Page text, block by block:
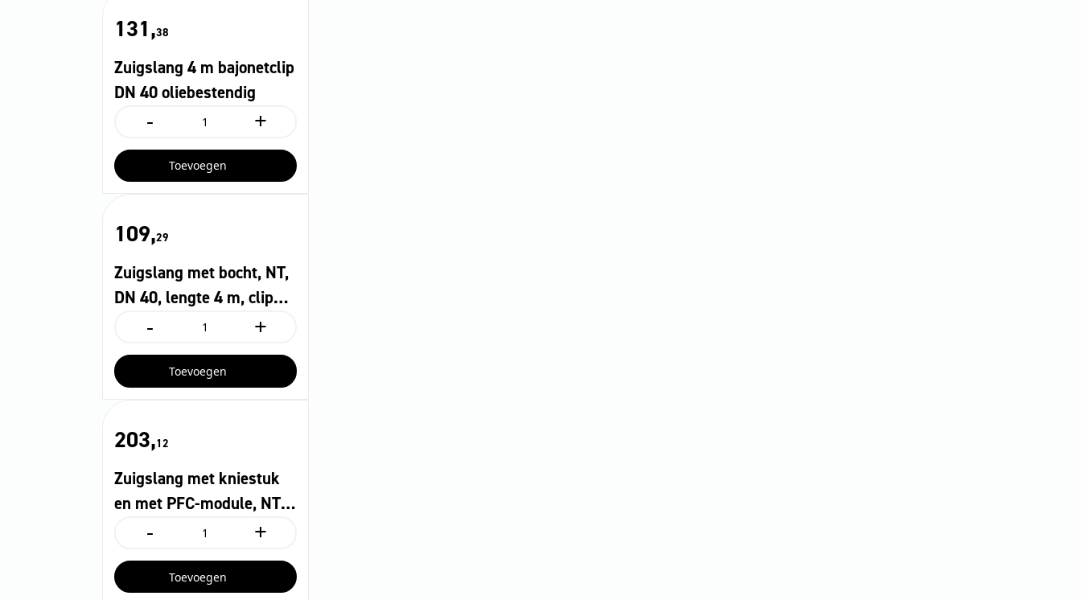
131,38
Zuigslang 4 m bajonetclip
DN 40 oliebestendig
-
Zuigslang
m
bajonetclip
DN
aantal
+
Toevoegen
109,29
Zuigslang met bocht, NT,
DN 40, lengte 4 m, clip
1.0, bajonet 1.0
-
Zuigslang
bocht,
DN
4
m,
1.0,
1.0
+
Toevoegen
203,12
Zuigslang met kniestuk
en met PFC-module, NT,
DN 40, lengte 4 m,
cli…
-
Zuigslang
kniestuk
met
+
Toevoegen